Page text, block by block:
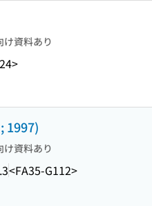
け資料あり
1997)
け資料あり
<FA35-G112>